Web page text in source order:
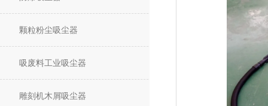
颗粒粉尘吸尘器
吸废料工业吸尘器
雕刻机木屑吸尘器